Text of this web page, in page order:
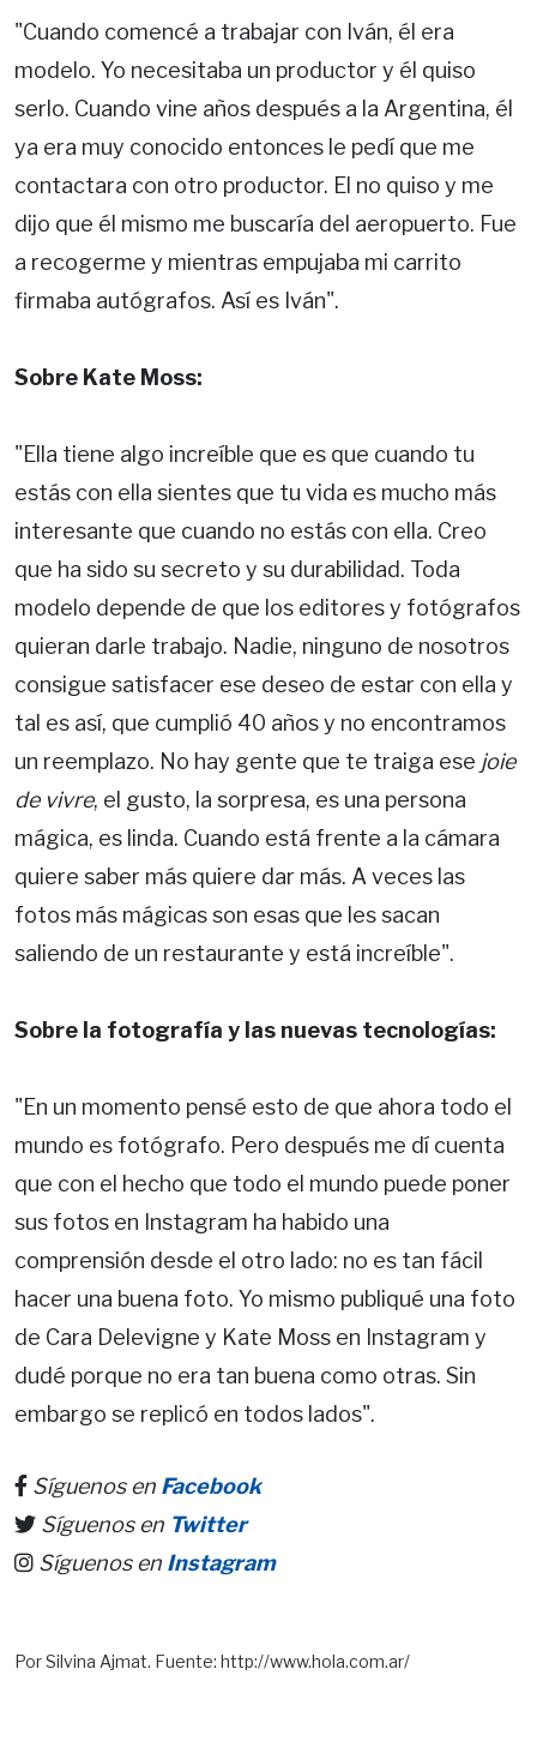
"Cuando comencé a trabajar con Iván, él era
modelo. Yo necesitaba un productor y él quiso
serlo. Cuando vine años después a la Argentina, él
ya era muy conocido entonces le pedí que me
contactara con otro productor. El no quiso y me
dijo que él mismo me buscaría del aeropuerto. Fue
a recogerme y mientras empujaba mi carrito
firmaba autógrafos. Así es Iván".
Sobre Kate Moss:
"Ella tiene algo increíble que es que cuando tu
estás con ella sientes que tu vida es mucho más
interesante que cuando no estás con ella. Creo
que ha sido su secreto y su durabilidad. Toda
modelo depende de que los editores y fotógrafos
quieran darle trabajo. Nadie, ninguno de nosotros
consigue satisfacer ese deseo de estar con ella y
tal es así, que cumplió 40 años y no encontramos
un reemplazo. No hay gente que te traiga ese joie
de vivre, el gusto, la sorpresa, es una persona
mágica, es linda. Cuando está frente a la cámara
quiere saber más quiere dar más. A veces las
fotos más mágicas son esas que les sacan
saliendo de un restaurante y está increíble".
Sobre la fotografía y las nuevas tecnologías:
"En un momento pensé esto de que ahora todo el
mundo es fotógrafo. Pero después me dí cuenta
que con el hecho que todo el mundo puede poner
sus fotos en Instagram ha habido una
comprensión desde el otro lado: no es tan fácil
hacer una buena foto. Yo mismo publiqué una foto
de Cara Delevigne y Kate Moss en Instagram y
dudé porque no era tan buena como otras. Sin
embargo se replicó en todos lados".
Síguenos en Facebook
Síguenos en Twitter
Síguenos en Instagram
Por Silvina Ajmat. Fuente: http://www.hola.com.ar/